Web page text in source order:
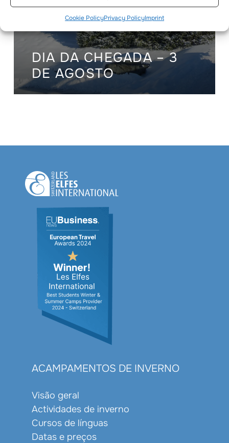
Cookie PolicyPrivacy PolicyImprint
DIA DA CHEGADA – 3
DE AGOSTO
ACAMPAMENTOS DE INVERNO
Visão geral
Actividades de inverno
Cursos de línguas
Datas e preços